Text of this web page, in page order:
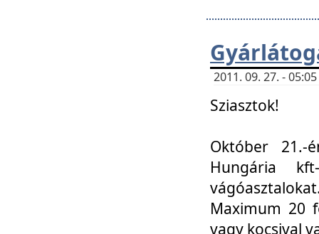
2011. 09. 27. -
Sziasztok!
Október 21.-
Hungária
Maximum 20
vagy kocsival